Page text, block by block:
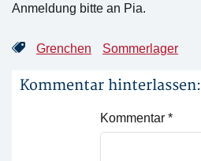
Anmeldung bitte an Pia.
Grenchen Sommerlager
Kommentar hinterlassen:
Kommentar *